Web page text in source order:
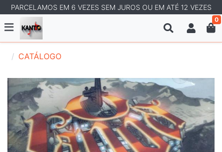
PARCELAMOS EM 6 VEZES SEM JUROS OU EM ATÉ 12 VEZES
0
CATÁLOGO